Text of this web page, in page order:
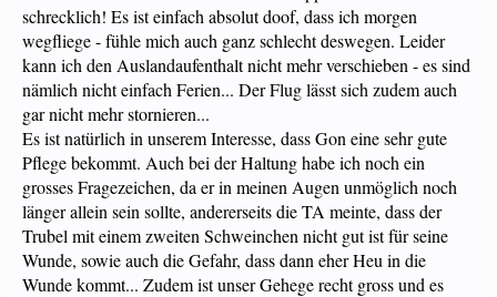
schrecklich! Es ist einfach absolut doof, dass ich morgen
wegfliege - fühle mich auch ganz schlecht deswegen. Leider
kann ich den Auslandaufenthalt nicht mehr verschieben - es sind
nämlich nicht einfach Ferien... Der Flug lässt sich zudem auch
gar nicht mehr stornieren...
Es ist natürlich in unserem Interesse, dass Gon eine sehr gute
Pflege bekommt. Auch bei der Haltung habe ich noch ein
grosses Fragezeichen, da er in meinen Augen unmöglich noch
länger allein sein sollte, andererseits die TA meinte, dass der
Trubel mit einem zweiten Schweinchen nicht gut ist für seine
Wunde, sowie auch die Gefahr, dass dann eher Heu in die
Wunde kommt... Zudem ist unser Gehege recht gross und es